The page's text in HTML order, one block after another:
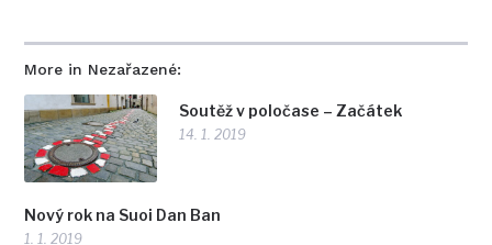
More in Nezařazené:
Soutěž v poločase – Začátek
14. 1. 2019
Nový rok na Suoi Dan Ban
1. 1. 2019